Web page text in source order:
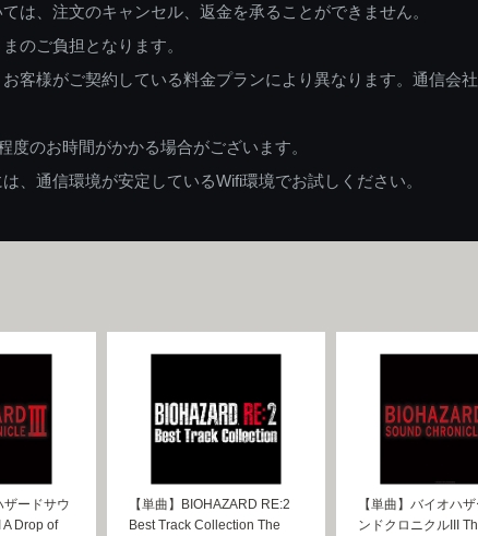
は、注文のキャンセル、返金を承ることができません。
のご負担となります。
客様がご契約している料金プランにより異なります。通信会
度のお時間がかかる場合がございます。
通信環境が安定しているWifi環境でお試しください。
ザードサウ
A Drop of
【単曲】BIOHAZARD RE:2
Best Track Collection The
【単曲】バイオハ
ンドクロニクルIII